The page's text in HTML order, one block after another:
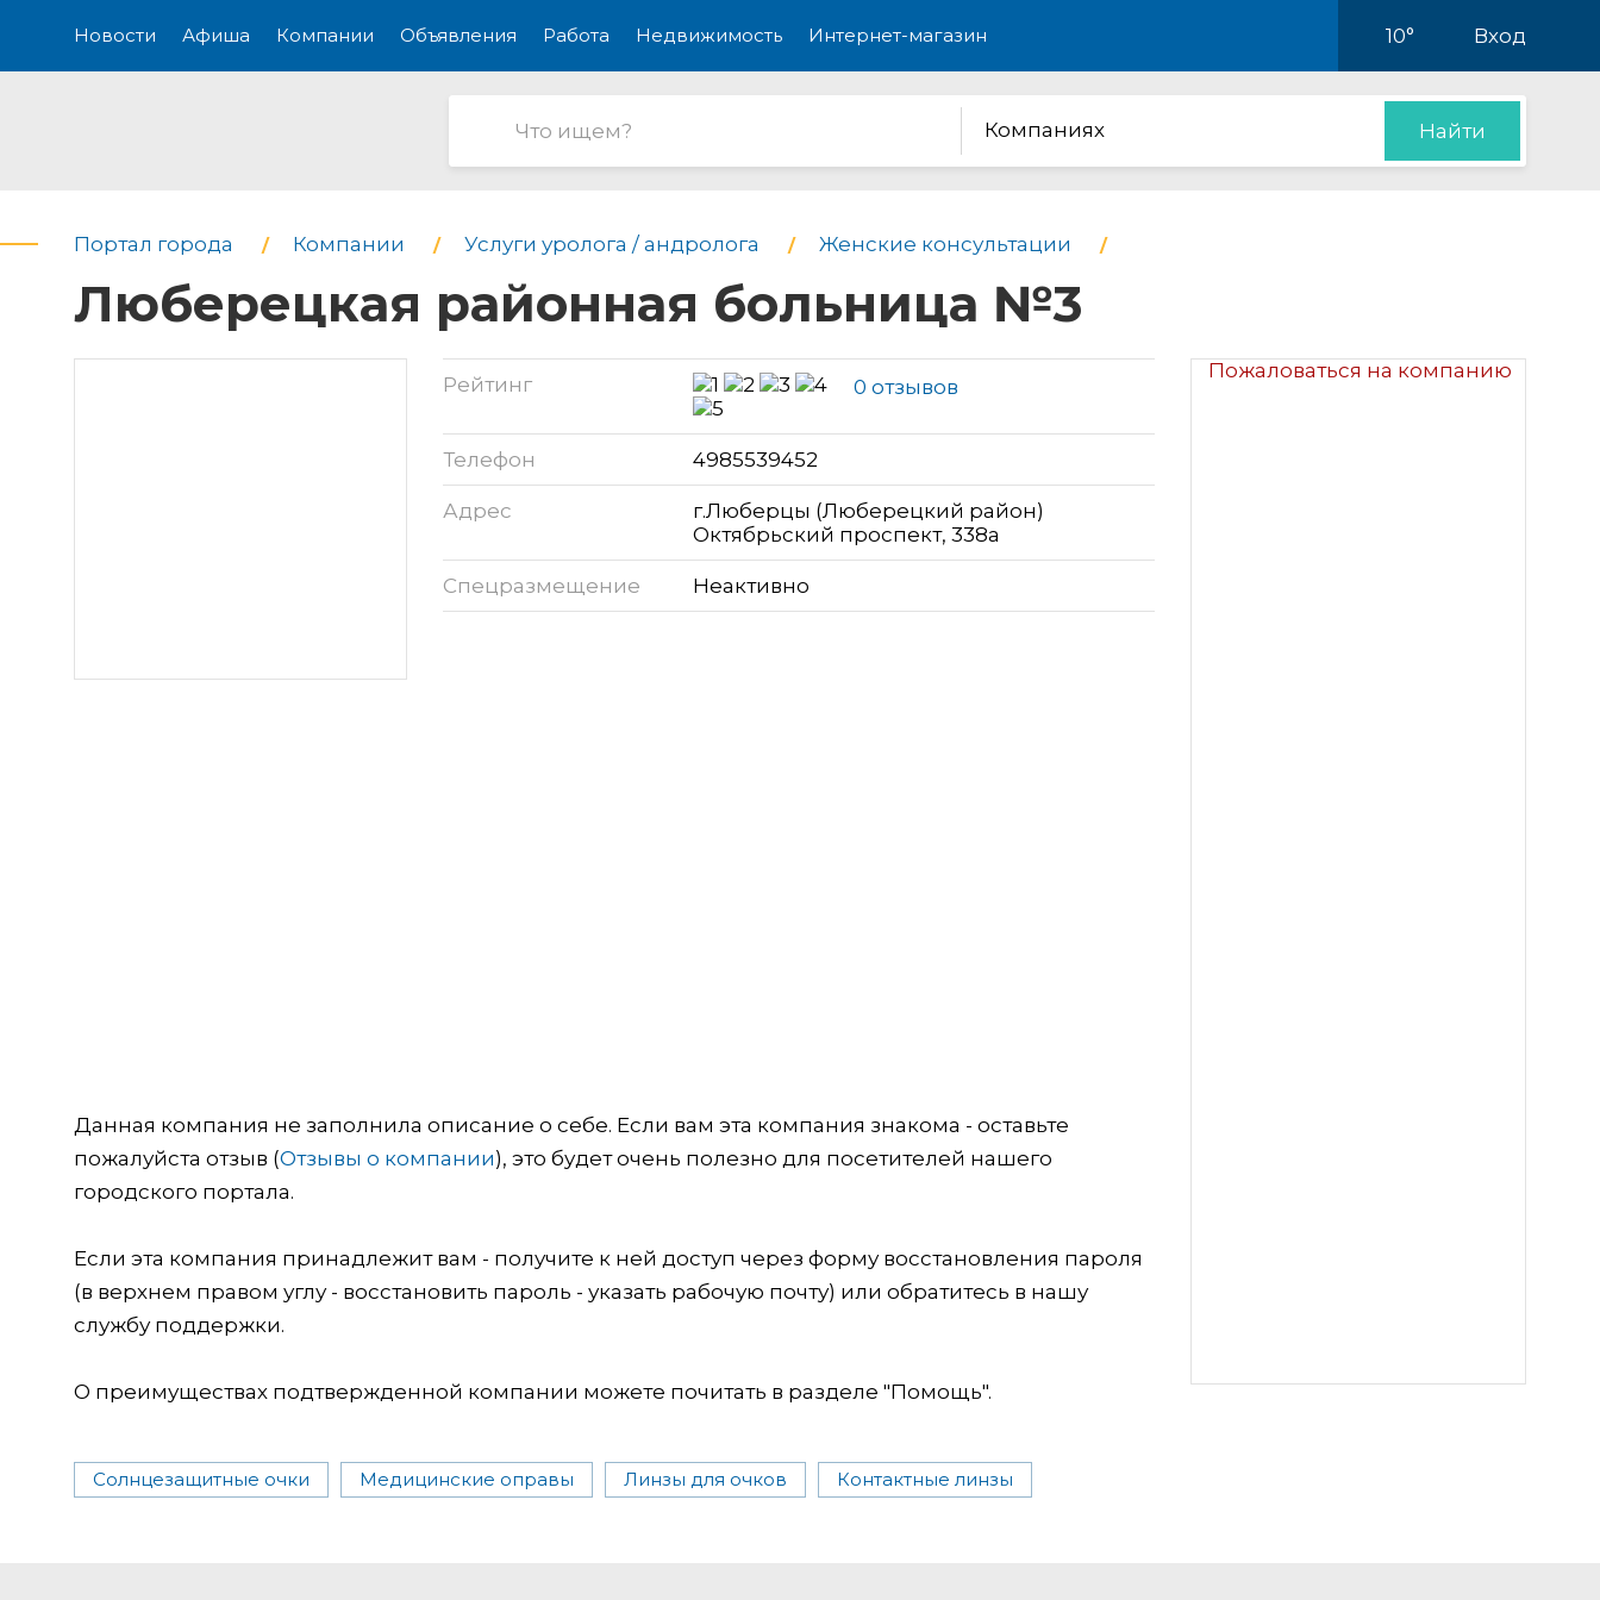
Новости Афиша Компании Объявления Работа Недвижимость Интернет-магазин 10° Вход
Компаниях Найти
Портал города Компании Услуги уролога / андролога Женские консультации
Люберецкая районная больница №3
Пожаловаться на компанию
Рейтинг 0 отзывов
Телефон 4985539452
Адрес
г.Люберцы (Люберецкий район)
Октябрьский проспект, 338а
Спецразмещение Неактивно
Данная компания не заполнила описание о себе. Если вам эта компания знакома - оставьте
пожалуйста отзыв (Отзывы о компании), это будет очень полезно для посетителей нашего
городского портала.
Если эта компания принадлежит вам - получите к ней доступ через форму восстановления пароля
(в верхнем правом углу - восстановить пароль - указать рабочую почту) или обратитесь в нашу
службу поддержки.
О преимуществах подтвержденной компании можете почитать в разделе "Помощь".
Солнцезащитные очки Медицинские оправы Линзы для очков Контактные линзы